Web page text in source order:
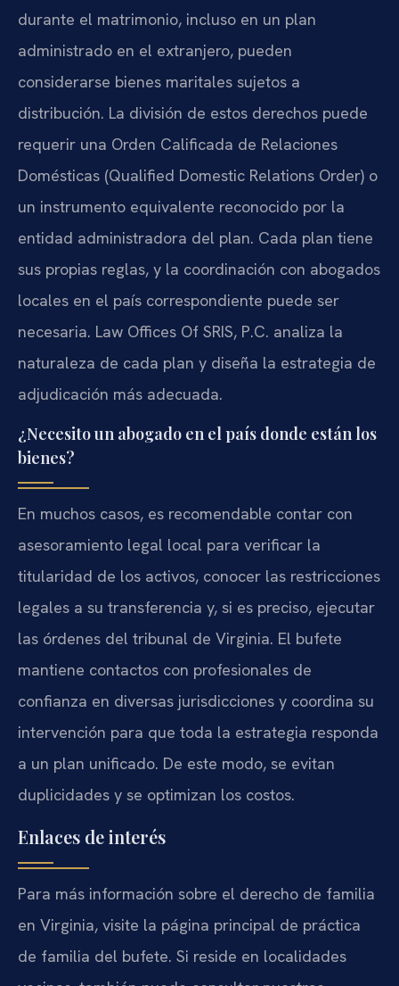
durante el matrimonio, incluso en un plan
administrado en el extranjero, pueden
considerarse bienes maritales sujetos a
distribución. La división de estos derechos puede
requerir una Orden Calificada de Relaciones
Domésticas (Qualified Domestic Relations Order) o
un instrumento equivalente reconocido por la
entidad administradora del plan. Cada plan tiene
sus propias reglas, y la coordinación con abogados
locales en el país correspondiente puede ser
necesaria. Law Offices Of SRIS, P.C. analiza la
naturaleza de cada plan y diseña la estrategia de
adjudicación más adecuada.
¿Necesito un abogado en el país donde están los
bienes?
En muchos casos, es recomendable contar con
asesoramiento legal local para verificar la
titularidad de los activos, conocer las restricciones
legales a su transferencia y, si es preciso, ejecutar
las órdenes del tribunal de Virginia. El bufete
mantiene contactos con profesionales de
confianza en diversas jurisdicciones y coordina su
intervención para que toda la estrategia responda
a un plan unificado. De este modo, se evitan
duplicidades y se optimizan los costos.
Enlaces de interés
Para más información sobre el derecho de familia
en Virginia, visite la página principal de práctica
de familia del bufete. Si reside en localidades